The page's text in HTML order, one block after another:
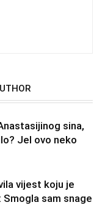
sina,
Jel ovo neko
vijest koju je
sam snage